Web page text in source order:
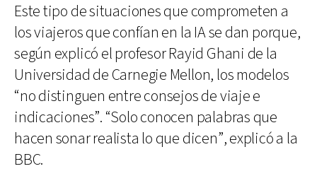
Este tipo de situaciones que comprometen a
los viajeros que confían en la IA se dan porque,
según explicó el profesor Rayid Ghani de la
Universidad de Carnegie Mellon, los modelos
“no distinguen entre consejos de viaje e
indicaciones”. “Solo conocen palabras que
hacen sonar realista lo que dicen”, explicó a la
BBC.